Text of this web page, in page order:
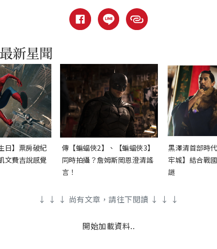
日】票房破紀
文費吉說感覺
傳【蝙蝠俠2】、【蝙蝠俠3】
同時拍攝？詹姆斯岡恩澄清謠
言！
黑澤清首部時
牢城】結合戰
謎
↓ ↓ ↓ 尚有文章，請往下閱讀 ↓ ↓ ↓
開始加載資料..